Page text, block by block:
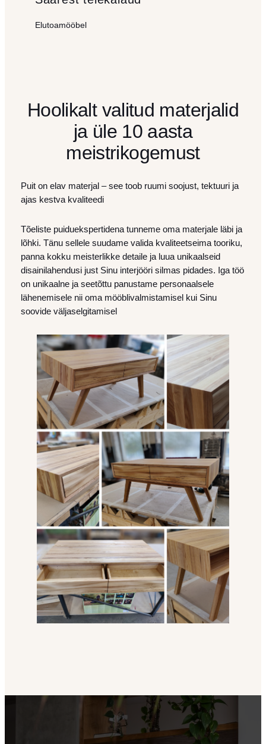
Elutoamööbel
Hoolikalt valitud materjalid
ja üle 10 aasta
meistrikogemust
Puit on elav materjal – see toob ruumi soojust, tektuuri ja
ajas kestva kvaliteedi
Tõeliste puiduekspertidena tunneme oma materjale läbi ja
lõhki. Tänu sellele suudame valida kvaliteetseima tooriku,
panna kokku meisterlikke detaile ja luua unikaalseid
disainilahendusi just Sinu interjööri silmas pidades. Iga töö
on unikaalne ja seetõttu panustame personaalsele
lähenemisele nii oma mööblivalmistamisel kui Sinu
soovide väljaselgitamisel